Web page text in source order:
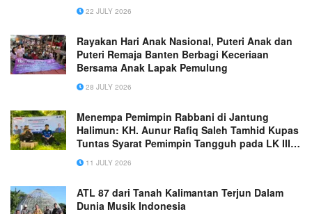
22 JULY 2026
Rayakan Hari Anak Nasional, Puteri Anak dan
Puteri Remaja Banten Berbagi Keceriaan
Bersama Anak Lapak Pemulung
28 JULY 2026
Menempa Pemimpin Rabbani di Jantung
Halimun: KH. Aunur Rafiq Saleh Tamhid Kupas
Tuntas Syarat Pemimpin Tangguh pada LK III
elTAHFIDH Indonesia
11 JULY 2026
ATL 87 dari Tanah Kalimantan Terjun Dalam
Dunia Musik Indonesia